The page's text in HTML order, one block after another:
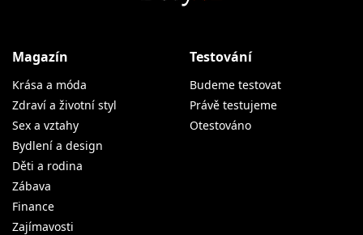
Magazín
Krása a móda
Zdraví a životní styl
Sex a vztahy
Bydlení a design
Děti a rodina
Zábava
Finance
Zajímavosti
Testování
Budeme testovat
Právě testujeme
Otestováno